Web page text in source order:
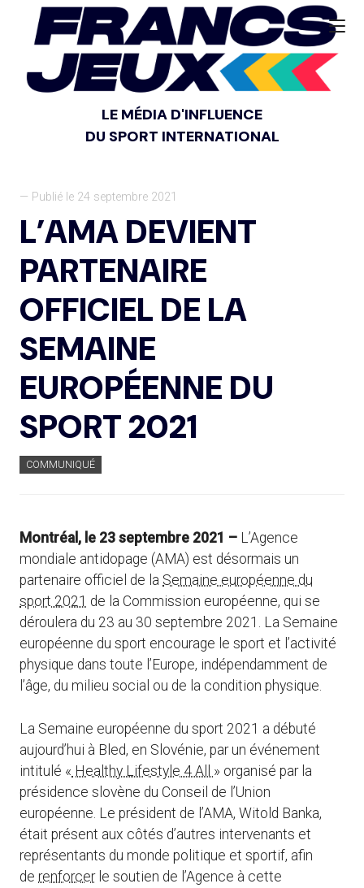
LE MÉDIA D'INFLUENCE
DU SPORT INTERNATIONAL
— Publié le 24 septembre 2021
L’AMA DEVIENT
PARTENAIRE
OFFICIEL DE LA
SEMAINE
EUROPÉENNE DU
SPORT 2021
COMMUNIQUÉ
Montréal, le 23 septembre 2021 – L’Agence
mondiale antidopage (AMA) est désormais un
partenaire officiel de la Semaine européenne du
sport 2021 de la Commission européenne, qui se
déroulera du 23 au 30 septembre 2021. La Semaine
européenne du sport encourage le sport et l’activité
physique dans toute l’Europe, indépendamment de
l’âge, du milieu social ou de la condition physique.
La Semaine européenne du sport 2021 a débuté
aujourd’hui à Bled, en Slovénie, par un événement
intitulé « Healthy Lifestyle 4 All » organisé par la
présidence slovène du Conseil de l’Union
européenne. Le président de l’AMA, Witold Banka,
était présent aux côtés d’autres intervenants et
représentants du monde politique et sportif, afin
de renforcerle soutien de l’Agence à cette